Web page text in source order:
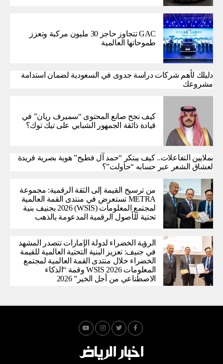
GAC تتجاوز حاجز 30 مليون مركبة وتعزز
طموحاتها العالمية
دليلك لأهم شركات دراسة جدوى في السعودية لضمان استدامة
مشروعك
كيف نجح صانع المحتوى “سميرف ريان” في
قيادة ذائقة الجمهور الشبابي على تيك توك؟
بملايين التفاعلات.. كيف يبتكر “حمد آل فطيح” هوية بصرية فريدة
لعشاق الشعر عبر حسابه “حاولت”؟
من ترسيخ القيمة إلى الثقة الرقمية: مجموعة
METRA تستعرض في منتدى القمة العالمية
لمجتمع المعلومات (WSIS) 2026 بجنيف بنية
تحتية للأصول الرقمية المدعومة بالذهب
الرؤية الخضراء لدولة الإمارات تتصدر المشهد
في جنيف: تعزيز البنية التحتية العالمية للقيمة
الخضراء خلال منتدى القمة العالمية لمجتمع
المعلومات WSIS 2026 وقمة “الذكاء
الاصطناعي من أجل الخير” 2026